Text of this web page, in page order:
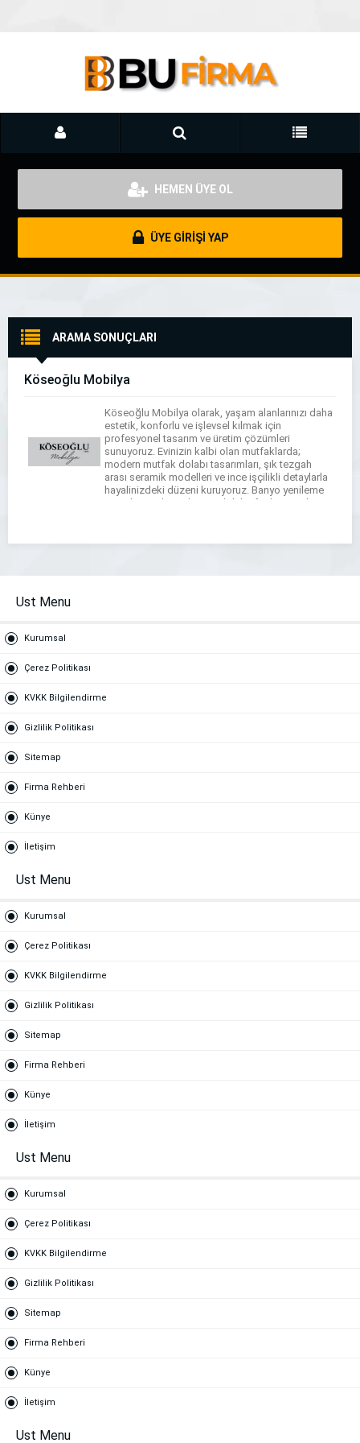
HEMEN ÜYE OL
ÜYE GİRİŞİ YAP
ARAMA SONUÇLARI
Köseoğlu Mobilya
Köseoğlu Mobilya olarak, yaşam alanlarınızı daha
estetik, konforlu ve işlevsel kılmak için
profesyonel tasarım ve üretim çözümleri
sunuyoruz. Evinizin kalbi olan mutfaklarda;
modern mutfak dolabı tasarımları, şık tezgah
arası seramik modelleri ve ince işçilikli detaylarla
hayalinizdeki düzeni kuruyoruz. Banyo yenileme
süreçlerinizde ise banyo dolabı, fonksiyonel
Ust Menu
Kurumsal
Çerez Politikası
KVKK Bilgilendirme
Gizlilik Politikası
Sitemap
Firma Rehberi
Künye
İletişim
Ust Menu
Kurumsal
Çerez Politikası
KVKK Bilgilendirme
Gizlilik Politikası
Sitemap
Firma Rehberi
Künye
İletişim
Ust Menu
Kurumsal
Çerez Politikası
KVKK Bilgilendirme
Gizlilik Politikası
Sitemap
Firma Rehberi
Künye
İletişim
Ust Menu